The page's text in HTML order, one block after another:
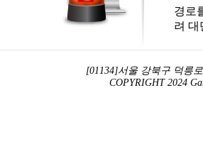
경로
려 대
[01134]서울 강북구 덕릉
COPYRIGHT 2024